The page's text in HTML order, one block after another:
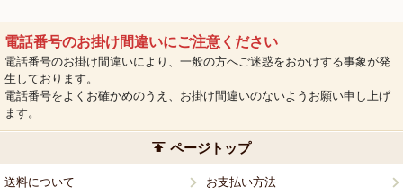
電話番号のお掛け間違いにご注意ください
電話番号のお掛け間違いにより、一般の方へご迷惑をおかけする事象が発
生しております。
電話番号をよくお確かめのうえ、お掛け間違いのないようお願い申し上げ
ます。
ページトップ
送料について お支払い方法